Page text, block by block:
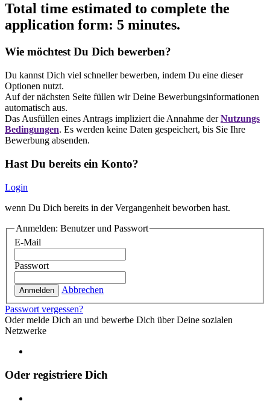
Total time estimated to complete the
application form: 5 minutes.
Wie möchtest Du Dich bewerben?
Du kannst Dich viel schneller bewerben, indem Du eine dieser
Optionen nutzt.
Auf der nächsten Seite füllen wir Deine Bewerbungsinformationen
automatisch aus.
Das Ausfüllen eines Antrags impliziert die Annahme derNutzungs
Bedingungen. Es werden keine Daten gespeichert, bis Sie Ihre
Bewerbung absenden.
Hast Du bereits ein Konto?
Login
wenn Du Dich bereits in der Vergangenheit beworben hast.
Anmelden: Benutzer und Passwort
E-Mail
Passwort
Anmelden
Abbrechen
Passwort vergessen?
Oder melde Dich an und bewerbe Dich über Deine sozialen
Netzwerke
Oder registriere Dich